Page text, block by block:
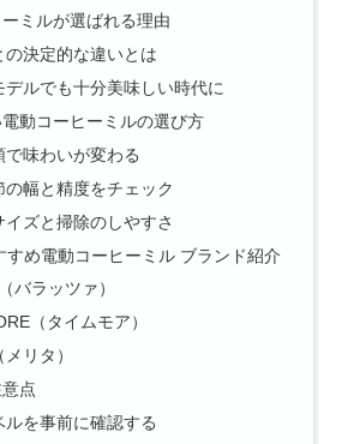
ミルが選ばれる理由
の決定的な違いとは
デルでも十分美味しい時代に
動コーヒーミルの選び方
で味わいが変わる
の幅と精度をチェック
イズと掃除のしやすさ
すめ電動コーヒーミル ブランド紹介
バラッツァ）
（タイムモア）
リタ）
点
ルを事前に確認する